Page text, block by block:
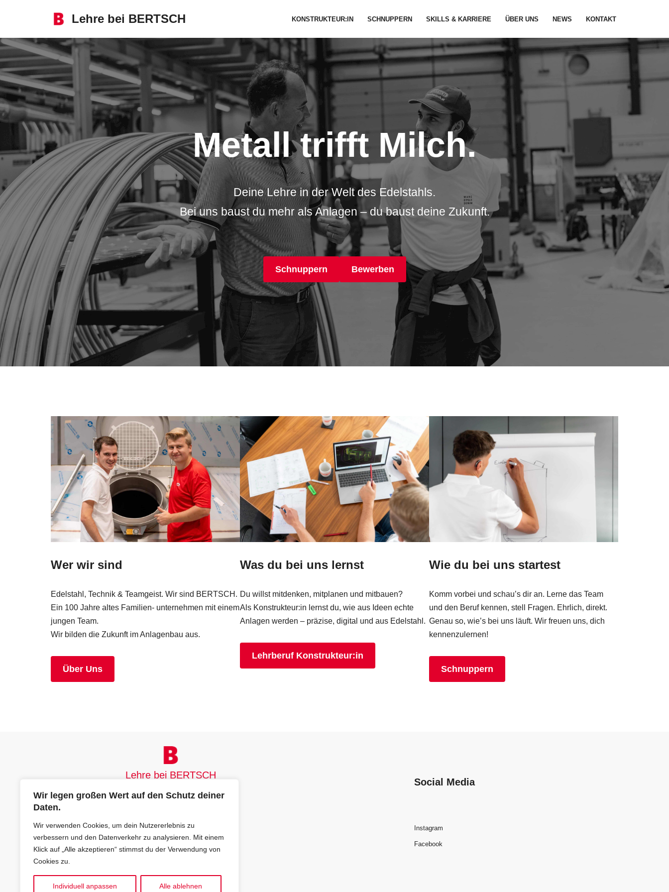
Wir legen großen Wert auf den Schutz deiner
Daten.
Wir verwenden Cookies, um dein Nutzererlebnis zu
verbessern und den Datenverkehr zu analysieren. Mit einem
Klick auf „Alle akzeptieren“ stimmst du der Verwendung von
Cookies zu.
Individuell anpassen Alle ablehnen
Inhalt
Lehre bei BERTSCH KONSTRUKTEUR:IN SCHNUPPERN SKILLS & KARRIERE ÜBER UNS NEWS KONTAKT
Metall trifft Milch.
Deine Lehre in der Welt des Edelstahls.
Bei uns baust du mehr als Anlagen – du baust deine Zukunft.
Schnuppern Bewerben
Wer wir sind
Edelstahl, Technik & Teamgeist. Wir sind BERTSCH.
Ein 100 Jahre altes Familien- unternehmen mit einem
jungen Team.
Wir bilden die Zukunft im Anlagenbau aus.
Über Uns
Was du bei uns lernst
Du willst mitdenken, mitplanen und mitbauen?
Als Konstrukteur:in lernst du, wie aus Ideen echte
Anlagen werden – präzise, digital und aus Edelstahl.
Lehrberuf Konstrukteur:in
Wie du bei uns startest
Komm vorbei und schau’s dir an. Lerne das Team
und den Beruf kennen, stell Fragen. Ehrlich, direkt.
Genau so, wie’s bei uns läuft. Wir freuen uns, dich
kennenzulernen!
Schnuppern
Lehre bei BERTSCH
Herrengasse 23
6700 Bludenz
+43 5552 61350|lehre@bertsch.at
Social Media
Instagram
Facebook